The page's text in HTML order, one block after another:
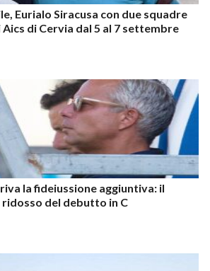
Eurialo Siracusa con due squadre
di Cervia dal 5 al 7 settembre
la fideiussione aggiuntiva: il
del debutto in C